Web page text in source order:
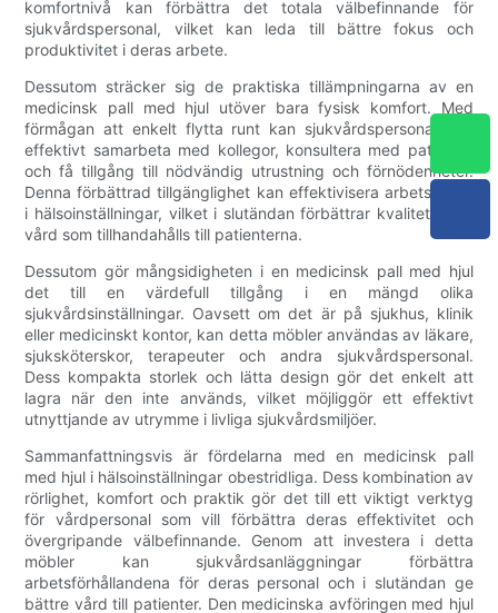
komfortnivå kan förbättra det totala välbefinnande för
sjukvårdspersonal, vilket kan leda till bättre fokus och
produktivitet i deras arbete.
Dessutom sträcker sig de praktiska tillämpningarna av en
medicinsk pall med hjul utöver bara fysisk komfort. Med
förmågan att enkelt flytta runt kan sjukvårdspersonal mer
effektivt samarbeta med kollegor, konsultera med patienter
och få tillgång till nödvändig utrustning och förnödenheter.
Denna förbättrad tillgänglighet kan effektivisera arbetsflödet
i hälsoinställningar, vilket i slutändan förbättrar kvaliteten på
vård som tillhandahålls till patienterna.
Dessutom gör mångsidigheten i en medicinsk pall med hjul
det till en värdefull tillgång i en mängd olika
sjukvårdsinställningar. Oavsett om det är på sjukhus, klinik
eller medicinskt kontor, kan detta möbler användas av läkare,
sjuksköterskor, terapeuter och andra sjukvårdspersonal.
Dess kompakta storlek och lätta design gör det enkelt att
lagra när den inte används, vilket möjliggör ett effektivt
utnyttjande av utrymme i livliga sjukvårdsmiljöer.
Sammanfattningsvis är fördelarna med en medicinsk pall
med hjul i hälsoinställningar obestridliga. Dess kombination av
rörlighet, komfort och praktik gör det till ett viktigt verktyg
för vårdpersonal som vill förbättra deras effektivitet och
övergripande välbefinnande. Genom att investera i detta
möbler kan sjukvårdsanläggningar förbättra
arbetsförhållandena för deras personal och i slutändan ge
bättre vård till patienter. Den medicinska avföringen med hjul